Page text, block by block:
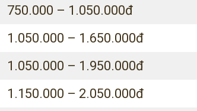
750.000 – 1.050.000đ
1.050.000 – 1.650.000đ
1.050.000 – 1.950.000đ
1.150.000 – 2.050.000đ